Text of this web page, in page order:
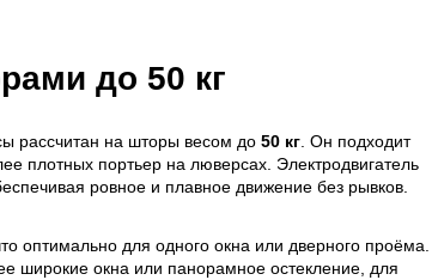
до 50 кг
рассчитан на шторы весом до 50 кг . Он подходит
плотных портьер на люверсах. Электродвигатель
ровное и плавное движение без рывков.
оптимально для одного окна или дверного проёма.
широкие окна или панорамное остекление, для